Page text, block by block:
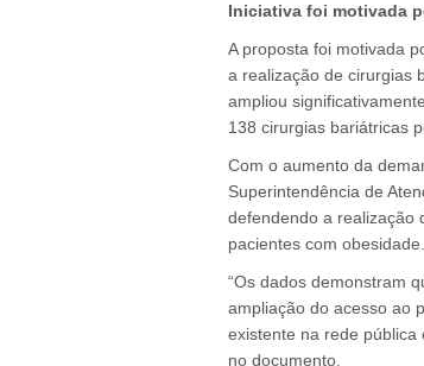
Iniciativa foi motivada
A proposta foi motivada
a realização de cirurgias
ampliou
138 cirurgias bariátricas
Com o aumento da
Superintendência de
defendendo a realização
pacientes com obesidade.
“Os dados demonstram
ampliação do acesso ao
existente na rede pública
no documento.